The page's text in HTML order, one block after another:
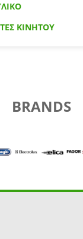
ΚΙΝΗΤΟΥ
BRANDS